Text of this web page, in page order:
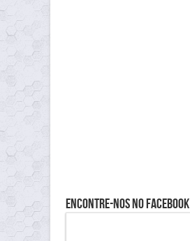
Encontre-nos no Facebook